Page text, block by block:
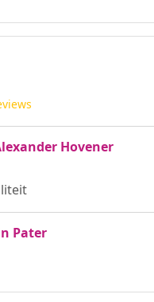
Hovener
Pater